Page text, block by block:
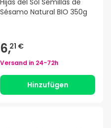
Hijas del Sol Semillas de
Sésamo Natural BIO 350g
6,21 €
Versand in 24-72h
Hinzufügen